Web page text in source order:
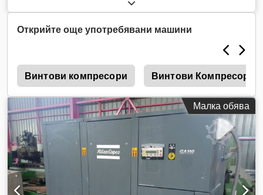
Открийте още употребявани машини
Винтови компресори Винтови Компресори
Малка обява